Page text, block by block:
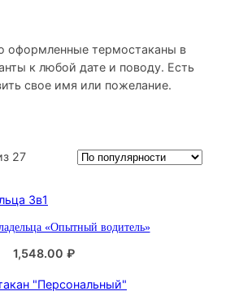
оформленные термостаканы в
к любой дате и поводу. Есть
свое имя или пожелание.
27С
т
и
в
«Опытный водитель»
1,548.00 ₽